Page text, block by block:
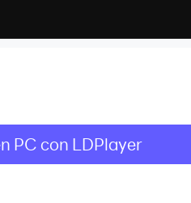
PC con LDPlayer